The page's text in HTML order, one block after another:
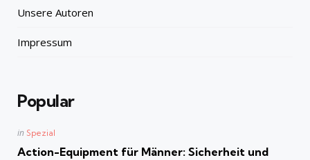
Unsere Autoren
Impressum
Popular
Posted
in Spezial
Action-Equipment für Männer: Sicherheit und